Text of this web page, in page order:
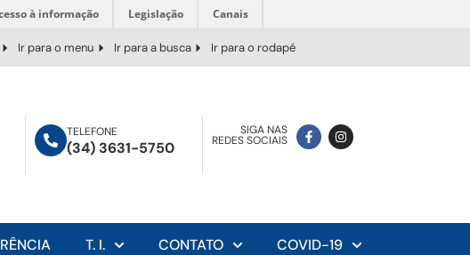
à informação Legislação Canais
Ir para o menu Ir para a busca Ir para o rodapé
TELEFONE
(34) 3631-5750
SIGA NAS
REDES SOCIAIS
T. I. CONTATO COVID-19